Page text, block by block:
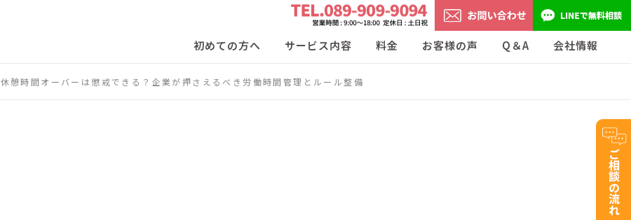
初めての方へ サービス内容 料金 お客様の声 Q＆A 会社情報
休憩時間オーバーは懲戒できる？企業が押さえるべき労働時間管理とルール整備